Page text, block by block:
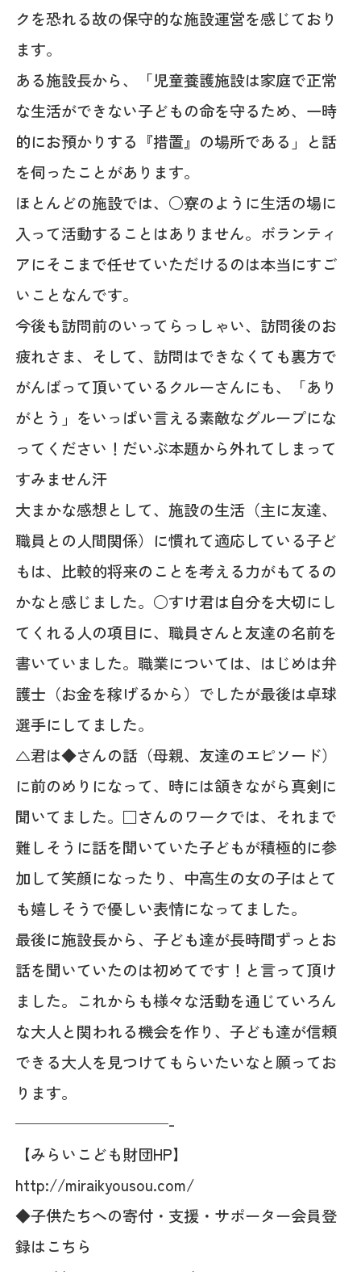
クを恐れる故の保守的な施設運営を感じており
ます。
ある施設長から、「児童養護施設は家庭で正常
な生活ができない子どもの命を守るため、一時
的にお預かりする『措置』の場所である」と話
を伺ったことがあります。
ほとんどの施設では、○寮のように生活の場に
入って活動することはありません。ボランティ
アにそこまで任せていただけるのは本当にすご
いことなんです。
今後も訪問前のいってらっしゃい、訪問後のお
疲れさま、そして、訪問はできなくても裏方で
がんばって頂いているクルーさんにも、「あり
がとう」をいっぱい言える素敵なグループにな
ってください！だいぶ本題から外れてしまって
すみません汗
大まかな感想として、施設の生活（主に友達、
職員との人間関係）に慣れて適応している子ど
もは、比較的将来のことを考える力がもてるの
かなと感じました。○すけ君は自分を大切にし
てくれる人の項目に、職員さんと友達の名前を
書いていました。職業については、はじめは弁
護士（お金を稼げるから）でしたが最後は卓球
選手にしてました。
△君は◆さんの話（母親、友達のエピソード）
に前のめりになって、時には頷きながら真剣に
聞いてました。□さんのワークでは、それまで
難しそうに話を聞いていた子どもが積極的に参
加して笑顔になったり、中高生の女の子はとて
も嬉しそうで優しい表情になってました。
最後に施設長から、子ども達が長時間ずっとお
話を聞いていたのは初めてです！と言って頂け
ました。これからも様々な活動を通じていろん
な大人と関われる機会を作り、子ども達が信頼
できる大人を見つけてもらいたいなと願ってお
ります。
——————————-
【みらいこども財団HP】
http://miraikyousou.com/
◆子供たちへの寄付・支援・サポーター会員登
録はこちら